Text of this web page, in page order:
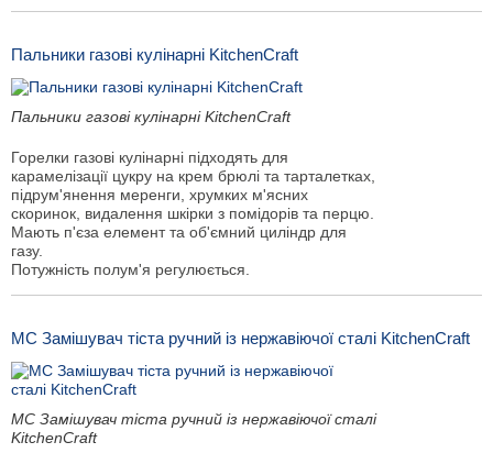
Пальники газові кулінарні KitchenCraft
Пальники газові кулінарні KitchenCraft
Горелки газові кулінарні підходять для
карамелізації цукру на крем брюлі та тарталетках,
підрум'янення меренги, хрумких м'ясних
скоринок, видалення шкірки з помідорів та перцю.
Мають п'єза елемент та об'ємний циліндр для
газу.
Потужність полум'я регулюється.
MC Замішувач тіста ручний із нержавіючої сталі KitchenCraft
MC Замішувач тіста ручний із нержавіючої сталі
KitchenCraft